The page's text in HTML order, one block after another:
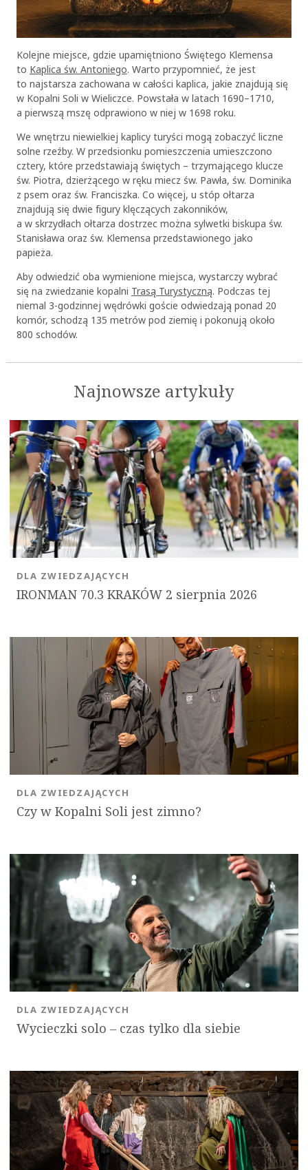
Kolejne miejsce, gdzie upamiętniono Świętego Klemensa
to Kaplica św. Antoniego. Warto przypomnieć, że jest
to najstarsza zachowana w całości kaplica, jakie znajdują się
w Kopalni Soli w Wieliczce. Powstała w latach 1690–1710,
a pierwszą mszę odprawiono w niej w 1698 roku.
We wnętrzu niewielkiej kaplicy turyści mogą zobaczyć liczne
solne rzeźby. W przedsionku pomieszczenia umieszczono
cztery, które przedstawiają świętych – trzymającego klucze
św. Piotra, dzierżącego w ręku miecz św. Pawła, św. Dominika
z psem oraz św. Franciszka. Co więcej, u stóp ołtarza
znajdują się dwie figury klęczących zakonników,
a w skrzydłach ołtarza dostrzec można sylwetki biskupa św.
Stanisława oraz św. Klemensa przedstawionego jako
papieża.
Aby odwiedzić oba wymienione miejsca, wystarczy wybrać
się na zwiedzanie kopalni Trasą Turystyczną. Podczas tej
niemal 3-godzinnej wędrówki goście odwiedzają ponad 20
komór, schodzą 135 metrów pod ziemię i pokonują około
800 schodów.
Najnowsze artykuły
IRONMAN 70.3 KRAKÓW 2 sierpnia 2026
DLA ZWIEDZAJĄCYCH
Czy w Kopalni Soli jest zimno?
DLA ZWIEDZAJĄCYCH
Wycieczki solo ‒ czas tylko dla siebie
DLA ZWIEDZAJĄCYCH